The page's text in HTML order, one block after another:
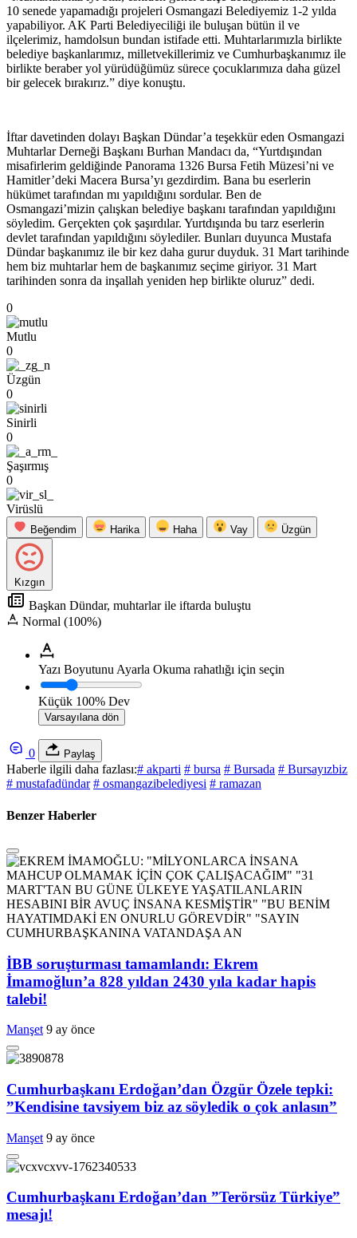
10 senede yapamadığı projeleri Osmangazi Belediyemiz 1-2 yılda
yapabiliyor. AK Parti Belediyeciliği ile buluşan bütün il ve
ilçelerimiz, hamdolsun bundan istifade etti. Muhtarlarımızla birlikte
belediye başkanlarımız, milletvekillerimiz ve Cumhurbaşkanımız ile
birlikte beraber yol yürüdüğümüz sürece çocuklarımıza daha güzel
bir gelecek bırakırız.” diye konuştu.
İftar davetinden dolayı Başkan Dündar’a teşekkür eden Osmangazi
Muhtarlar Derneği Başkanı Burhan Mandacı da, “Yurtdışından
misafirlerim geldiğinde Panorama 1326 Bursa Fetih Müzesi’ni ve
Hamitler’deki Macera Bursa’yı gezdirdim. Bana bu eserlerin
hükümet tarafından mı yapıldığını sordular. Ben de
Osmangazi’mizin çalışkan belediye başkanı tarafından yapıldığını
söyledim. Gerçekten çok şaşırdılar. Yurtdışında bu tarz eserlerin
devlet tarafından yapıldığını söylediler. Bunları duyunca Mustafa
Dündar başkanımız ile bir kez daha gurur duyduk. 31 Mart tarihinde
hem biz muhtarlar hem de başkanımız seçime giriyor. 31 Mart
tarihinden sonra da inşallah yeniden hep birlikte oluruz” dedi.
0
Mutlu
0
Üzgün
0
Sinirli
0
Şaşırmış
0
Virüslü
Beğendim Harika Haha Vay Üzgün
Kızgın
Başkan Dündar, muhtarlar ile iftarda buluştu
Normal (100%)
Yazı Boyutunu Ayarla Okuma rahatlığı için seçin
Küçük 100% Dev
Varsayılana dön
0 Paylaş
Haberle ilgili daha fazlası:# akparti # bursa # Bursada # Bursayızbiz
# mustafadündar # osmangazibelediyesi # ramazan
Benzer Haberler
İBB soruşturması tamamlandı: Ekrem
İmamoğlun’a 828 yıldan 2430 yıla kadar hapis
talebi!
Manşet 9 ay önce
Cumhurbaşkanı Erdoğan’dan Özgür Özele tepki:
”Kendisine tavsiyem biz az söyledik o çok anlasın”
Manşet 9 ay önce
Cumhurbaşkanı Erdoğan’dan ”Terörsüz Türkiye”
mesajı!